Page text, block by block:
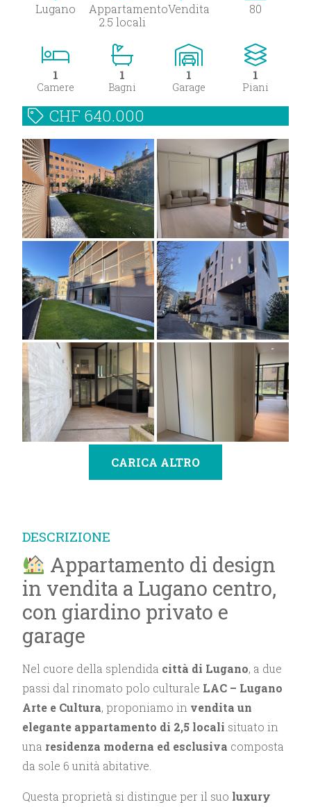
Lugano
Appartamento
2.5 locali
Vendita 80
1
Camere
1
Bagni
1
Garage
1
Piani
CHF 640.000
CARICA ALTRO
DESCRIZIONE
Appartamento di design
in vendita a Lugano centro,
con giardino privato e
garage
Nel cuore della splendida città di Lugano, a due
passi dal rinomato polo culturale LAC – Lugano
Arte e Cultura, proponiamo in vendita un
elegante appartamento di 2,5 locali situato in
una residenza moderna ed esclusiva composta
da sole 6 unità abitative.
Questa proprietà si distingue per il suo luxury